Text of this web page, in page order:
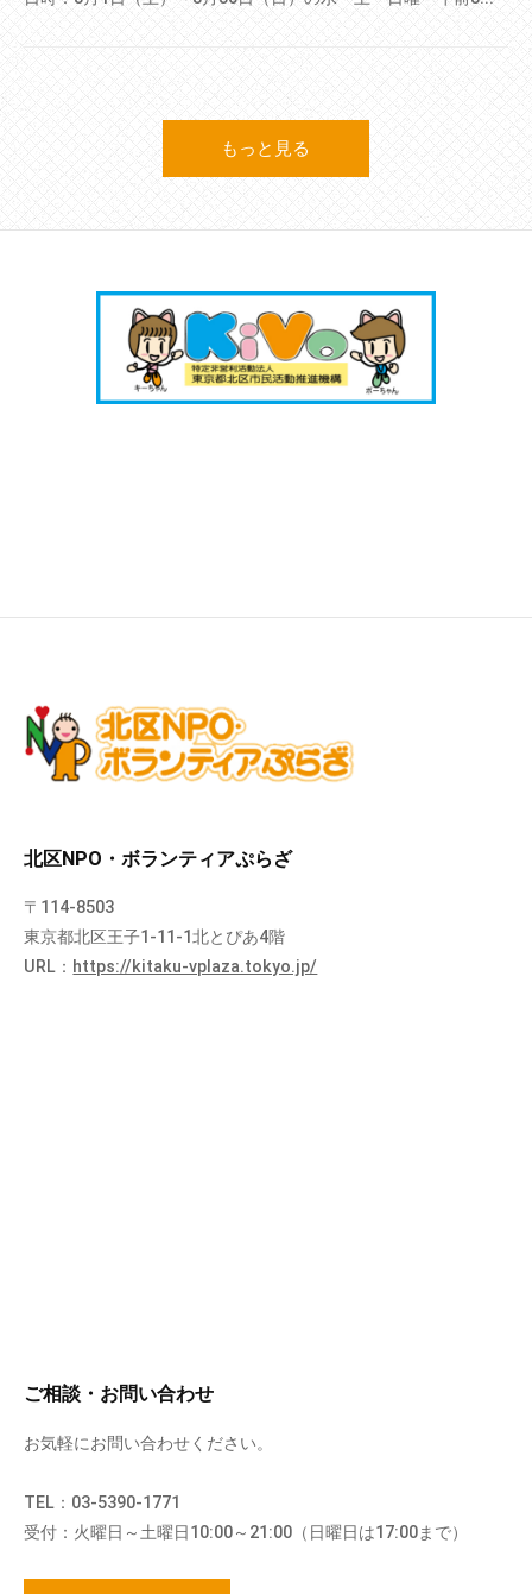
もっと見る
北区NPO・ボランティアぷらざ
〒114-8503
東京都北区王子1-11-1北とぴあ4階
URL： https://kitaku-vplaza.tokyo.jp/
ご相談・お問い合わせ
お気軽にお問い合わせください。
TEL：03-5390-1771
受付：火曜日～土曜日10:00～21:00（日曜日は17:00まで）